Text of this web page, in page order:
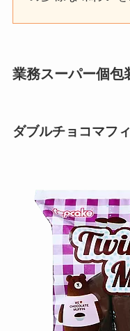
業務スーパー個包
ダブルチョコマフ